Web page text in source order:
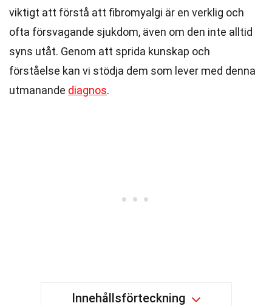
viktigt att förstå att fibromyalgi är en verklig och
ofta försvagande sjukdom, även om den inte alltid
syns utåt. Genom att sprida kunskap och
förståelse kan vi stödja dem som lever med denna
utmanande diagnos.
Innehållsförteckning